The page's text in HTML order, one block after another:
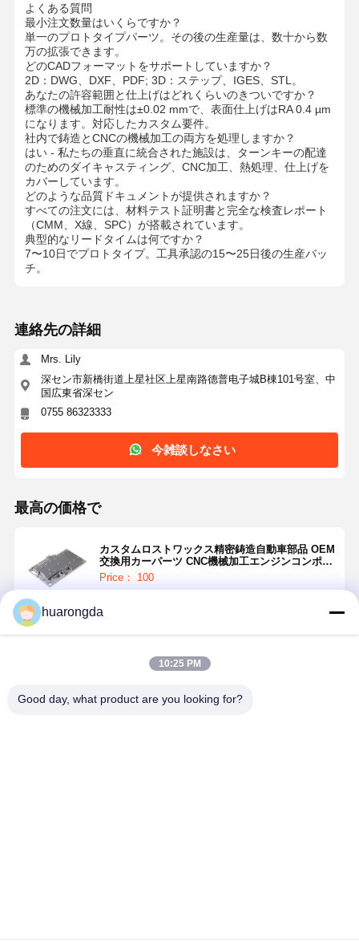
よくある質問
最小注文数量はいくらですか？
単一のプロトタイプパーツ。その後の生産量は、数十から数
万の拡張できます。
どのCADフォーマットをサポートしていますか？
2D：DWG、DXF、PDF; 3D：ステップ、IGES、STL。
あなたの許容範囲と仕上げはどれくらいのきついですか？
標準の機械加工耐性は±0.02 mmで、表面仕上げはRA 0.4 µm
になります。対応したカスタム要件。
社内で鋳造とCNCの機械加工の両方を処理しますか？
はい - 私たちの垂直に統合された施設は、ターンキーの配達
のためのダイキャスティング、CNC加工、熱処理、仕上げを
カバーしています。
どのような品質ドキュメントが提供されますか？
すべての注文には、材料テスト証明書と完全な検査レポート
（CMM、X線、SPC）が搭載されています。
典型的なリードタイムは何ですか？
7〜10日でプロトタイプ。工具承認の15〜25日後の生産バッ
チ。
連絡先の詳細
Mrs. Lily
深セン市新橋街道上星社区上星南路德普电子城B棟101号室、中
国広東省深セン
0755 86323333
今雑談しなさい
最高の価格で
カスタムロストワックス精密鋳造自動車部品 OEM
交換用カーパーツ CNC機械加工エンジンコンポー
ネント
Price： 100
huarongda
10:25 PM
Good day, what product are you looking for?